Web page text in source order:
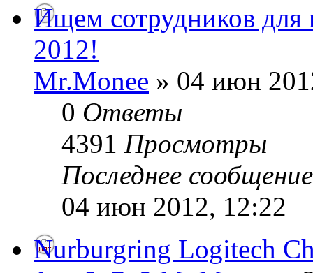
Ищем сотрудников для
2012!
Mr.Monee » 04 июн
0 Ответы
4391 Просмотры
Последнее
04 июн 2012, 12:22
Nurburgring Logitech